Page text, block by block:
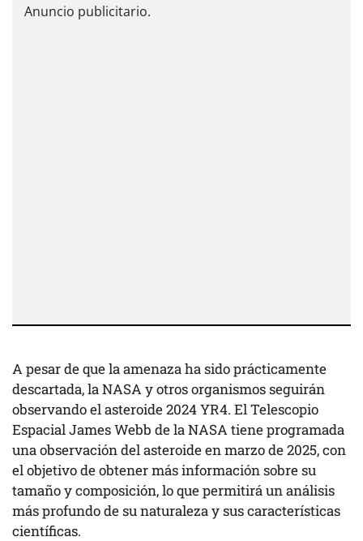
A pesar de que la amenaza ha sido prácticamente
descartada, la NASA y otros organismos seguirán
observando el asteroide 2024 YR4. El Telescopio
Espacial James Webb de la NASA tiene programada
una observación del asteroide en marzo de 2025, con
el objetivo de obtener más información sobre su
tamaño y composición, lo que permitirá un análisis
más profundo de su naturaleza y sus características
científicas.